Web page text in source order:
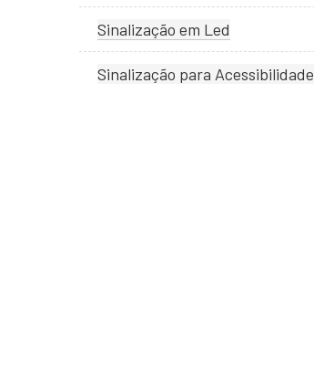
Sinalização em Led
Sinalização para Acessibilidade